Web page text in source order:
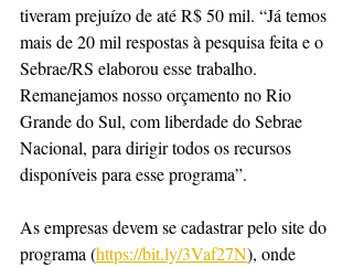
tiveram prejuízo de até R$ 50 mil. “Já temos
mais de 20 mil respostas à pesquisa feita e o
Sebrae/RS elaborou esse trabalho.
Remanejamos nosso orçamento no Rio
Grande do Sul, com liberdade do Sebrae
Nacional, para dirigir todos os recursos
disponíveis para esse programa”.
As empresas devem se cadastrar pelo site do
programa (https://bit.ly/3Vaf27N), onde